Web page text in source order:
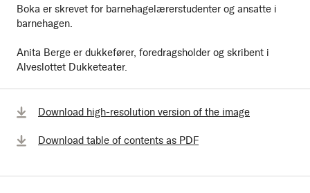
Boka er skrevet for barnehagelærerstudenter og ansatte i
barnehagen.
Anita Berge er dukkefører, foredragsholder og skribent i
Alveslottet Dukketeater.
Download high-resolution version of the image
Download table of contents as PDF